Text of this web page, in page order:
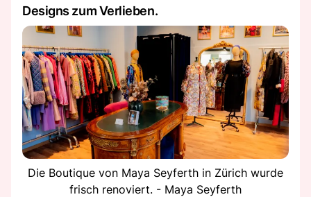
Designs zum Verlieben.
Die Boutique von Maya Seyferth in Zürich wurde
frisch renoviert. - Maya Seyferth